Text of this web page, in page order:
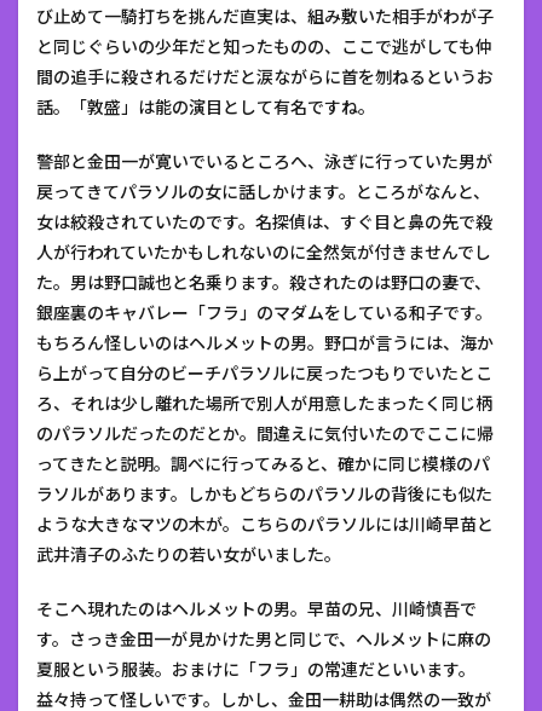
び止めて一騎打ちを挑んだ直実は、組み敷いた相手がわが子
と同じぐらいの少年だと知ったものの、ここで逃がしても仲
間の追手に殺されるだけだと涙ながらに首を刎ねるというお
話。「敦盛」は能の演目として有名ですね。
警部と金田一が寛いでいるところへ、泳ぎに行っていた男が
戻ってきてパラソルの女に話しかけます。ところがなんと、
女は絞殺されていたのです。名探偵は、すぐ目と鼻の先で殺
人が行われていたかもしれないのに全然気が付きませんでし
た。男は野口誠也と名乗ります。殺されたのは野口の妻で、
銀座裏のキャバレー「フラ」のマダムをしている和子です。
もちろん怪しいのはヘルメットの男。野口が言うには、海か
ら上がって自分のビーチパラソルに戻ったつもりでいたとこ
ろ、それは少し離れた場所で別人が用意したまったく同じ柄
のパラソルだったのだとか。間違えに気付いたのでここに帰
ってきたと説明。調べに行ってみると、確かに同じ模様のパ
ラソルがあります。しかもどちらのパラソルの背後にも似た
ような大きなマツの木が。こちらのパラソルには川崎早苗と
武井清子のふたりの若い女がいました。
そこへ現れたのはヘルメットの男。早苗の兄、川崎慎吾で
す。さっき金田一が見かけた男と同じで、ヘルメットに麻の
夏服という服装。おまけに「フラ」の常連だといいます。
益々持って怪しいです。しかし、金田一耕助は偶然の一致が